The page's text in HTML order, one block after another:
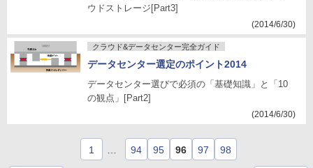
ウドストレージ[Part3]
(2014/6/30)
クラウド&データセンター完全ガイド
データセンター選定のポイント2014
データセンター選びで必須の「基礎知識」と「10
の観点」[Part2]
(2014/6/30)
1 94 95 96 97 98